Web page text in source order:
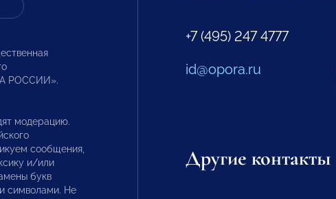
РОССИИ».
модерацию.
сообщения,
и/или
букв
символами. Не
+7 (495) 247 4777
id@opora.ru
Другие контакты